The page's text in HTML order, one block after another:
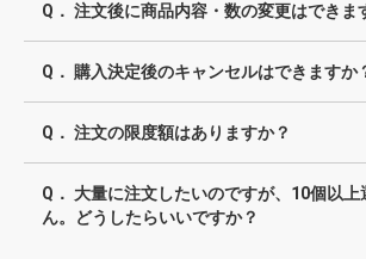
Q． 注文後に商品内容・数の変更はできま
Q． 購入決定後のキャンセルはできますか
Q． 注文の限度額はありますか？
Q． 大量に注文したいのですが、10個以上
ん。どうしたらいいですか？